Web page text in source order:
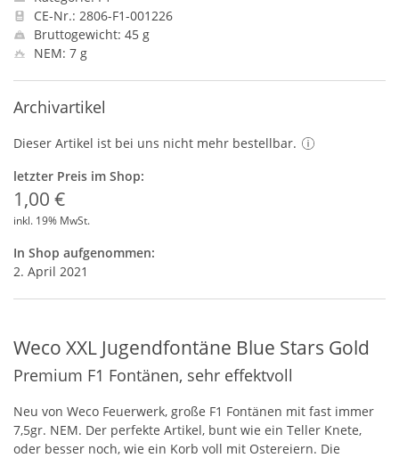
CE-Nr.: 2806-F1-001226
Bruttogewicht: 45 g
NEM: 7 g
Archivartikel
Dieser Artikel ist bei uns nicht mehr bestellbar.
letzter Preis im Shop:
1,00 €
inkl. 19% MwSt.
In Shop aufgenommen:
2. April 2021
Weco XXL Jugendfontäne Blue Stars Gold
Premium F1 Fontänen, sehr effektvoll
Neu von Weco Feuerwerk, große F1 Fontänen mit fast immer
7,5gr. NEM. Der perfekte Artikel, bunt wie ein Teller Knete,
oder besser noch, wie ein Korb voll mit Ostereiern. Die